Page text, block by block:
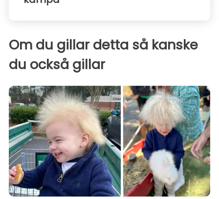
Om du gillar detta så kanske
du också gillar